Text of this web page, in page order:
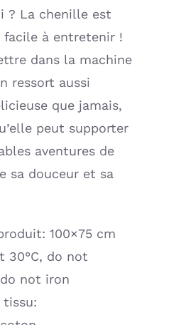
? La chenille est
facile à entretenir !
dans la machine
ressort aussi
que jamais,
peut supporter
aventures de
sa douceur et sa
100×75 cm
30°C, do not
not iron
tissu: